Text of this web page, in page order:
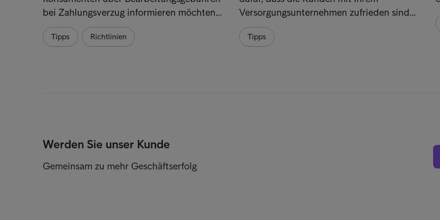
bei Zahlungsverzug informieren möchten…
Tipps Richtlinien
Versorgungsunternehmen zufrieden sind…
Tipps
Werden Sie unser Kunde
Gemeinsam zu mehr Geschäftserfolg